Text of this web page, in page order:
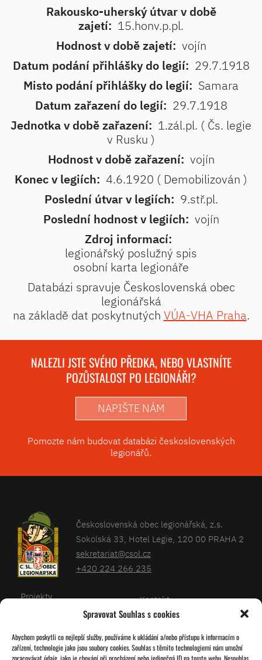
Spravovat Souhlas s cookies
Abychom poskytli co nejlepší služby, používáme k ukládání a/nebo přístupu k informacím o
zařízení, technologie jako jsou soubory cookies. Souhlas s těmito technologiemi nám umožní
zpracovávat údaje, jako je chování při procházení nebo jedinečná ID na tomto webu. Nesouhlas
Rakousko-uherský útvar v době
zajetí: 15.honv.p.pl.
Hodnost v době zajetí: vojín
Datum podání přihlášky do legií: 29.7.1918
Misto podání přihlášky do legií: Samara
Datum zařazení do legií: 29.7.1918
Jednotka v době zařazení: 1.zál.pl. ( Čs. legie
v Rusku )
Hodnost v době zařazení: vojín
Konec v legiích: 4.6.1920 ( Demobilizován )
Poslední útvar v legiích: 9.stř.pl.
Poslední hodnost v legiích: vojín
Zdroj informací:
legionářský poslužný spis
osobní karta legionáře
Databázi spravuje Československá obec
legionářská
na základě dat poskytnutých VÚA-VHA Praha.
NALEZLI JSTE SVÉHO PŘEDKA, NEBO VLASTNÍTE
POZŮSTALOST PO LEGIONÁŘI?
NAPIŠTE NÁM
Pomozte nám budovat databázi československých
legionářů.
Československá obec legionářská, z.s.
Sokolská 33, Hotel Legie, 120 00 PRAHA 2
sekretariat@csol.cz
+420 224 266 235
Projekty
Kalendář
Kontakt
Databáze legionářů
Pro členy